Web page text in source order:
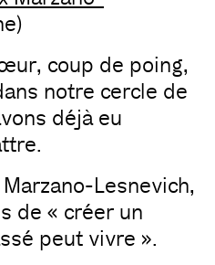
coup de poing,
notre cercle de
déjà eu
Lesnevich,
de « créer un
peut vivre ».